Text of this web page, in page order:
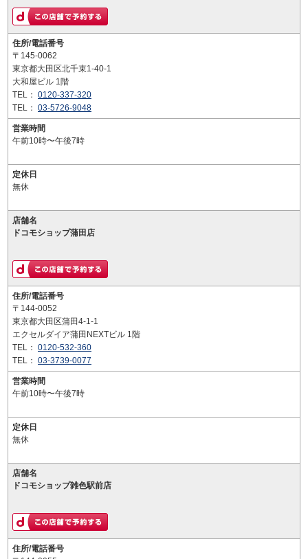
住所/電話番号
〒145-0062
東京都大田区北千束1-40-1
大和屋ビル 1階
TEL： 0120-337-320
TEL： 03-5726-9048
営業時間
午前10時〜午後7時
定休日
無休
店舗名
ドコモショップ蒲田店
住所/電話番号
〒144-0052
東京都大田区蒲田4-1-1
エクセルダイア蒲田NEXTビル 1階
TEL： 0120-532-360
TEL： 03-3739-0077
営業時間
午前10時〜午後7時
定休日
無休
店舗名
ドコモショップ雑色駅前店
住所/電話番号